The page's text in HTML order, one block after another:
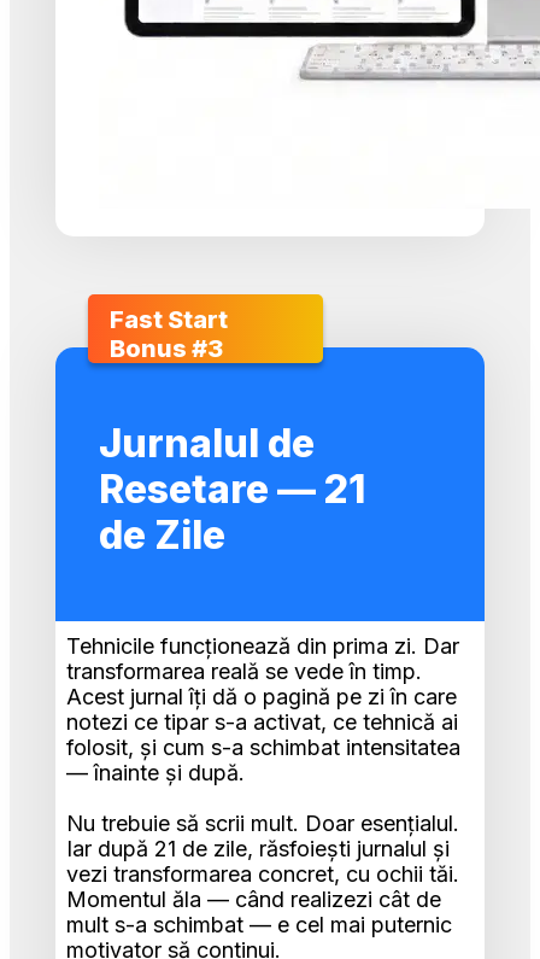
Jurnalul de
Resetare — 21
de Zile
Tehnicile funcționează din prima zi. Dar
transformarea reală se vede în timp.
Acest jurnal îți dă o pagină pe zi în care
notezi ce tipar s-a activat, ce tehnică ai
folosit, și cum s-a schimbat intensitatea
— înainte și după.
Nu trebuie să scrii mult. Doar esențialul.
Iar după 21 de zile, răsfoiești jurnalul și
vezi transformarea concret, cu ochii tăi.
Momentul ăla — când realizezi cât de
mult s-a schimbat — e cel mai puternic
motivator să continui.
Fast Start
Bonus #3